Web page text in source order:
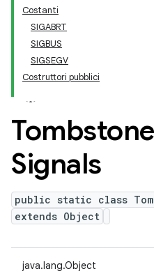
Costanti
SIGABRT
SIGBUS
SIGSEGV
Costruttori pubblici
Tombstone
Signals
public static class
extends Object
java.lang.Object